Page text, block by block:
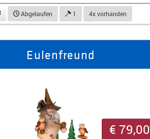
beobachtenAbgelaufen 1 4x vorhanden
Eulenfreund
€ 79,00